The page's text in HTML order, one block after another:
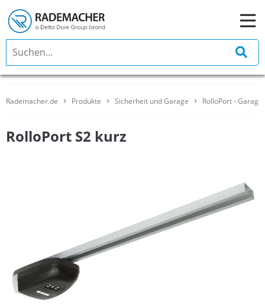
Rademacher.de Produkte Sicherheit und Garage RolloPort -
RolloPort S2 kurz